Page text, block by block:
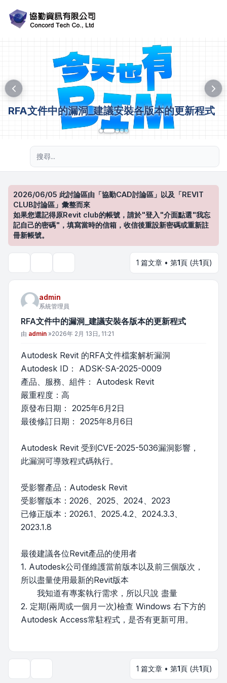
RFA文件中的漏洞_建議安裝各版本的更新程式
2026/06/05 此討論區由「協勤CAD討論區」以及「REVIT
CLUB討論區」彙整而來
如果您還記得原Revit club的帳號，請於"登入"介面點選"我忘
記自己的密碼"，填寫當時的信箱，收信後重設新密碼或重新註
冊新帳號。
1 篇文章 • 第1頁 (共1頁)
admin
系統管理員
RFA文件中的漏洞_建議安裝各版本的更新程式
文章
由 admin »2026年 2月 13日, 11:21
Autodesk Revit 的RFA文件檔案解析漏洞
Autodesk ID： ADSK-SA-2025-0009
產品、服務、組件： Autodesk Revit
嚴重程度：高
原發布日期： 2025年6月2日
最後修訂日期： 2025年8月6日
Autodesk Revit 受到CVE-2025-5036漏洞影響，
此漏洞可導致程式碼執行。
受影響產品：Autodesk Revit
受影響版本：2026、2025、2024、2023
已修正版本：2026.1、2025.4.2、2024.3.3、
2023.1.8
最後建議各位Revit產品的使用者
1. Autodesk公司僅維護當前版本以及前三個版次，
所以盡量使用最新的Revit版本
我知道有專案執行需求，所以只說 盡量
2. 定期(兩周或一個月一次)檢查 Windows 右下方的
Autodesk Access常駐程式，是否有更新可用。
1 篇文章 • 第1頁 (共1頁)